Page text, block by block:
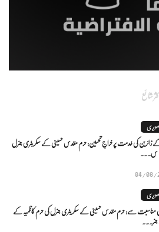
شائع
زائرین کی خدمت پر خراجِ تحسین: حرم مقدس حسینی کے سکریٹری جنرل
س...
04/08/
مناسبت سے: حرم مقدس حسینی کے سکریٹری جنرل کی حرم کاظمیہ کے
جنر...